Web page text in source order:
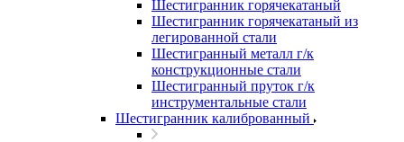
Шестигранник горячекатаный
Шестигранник горячекатаный из
легированной стали
Шестигранный металл г/к
конструкционные стали
Шестигранный пруток г/к
инструментальные стали
Шестигранник калиброванный